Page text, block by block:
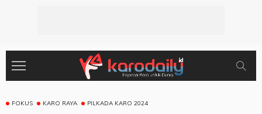
FOKUS KARO RAYA PILKADA KARO 2024